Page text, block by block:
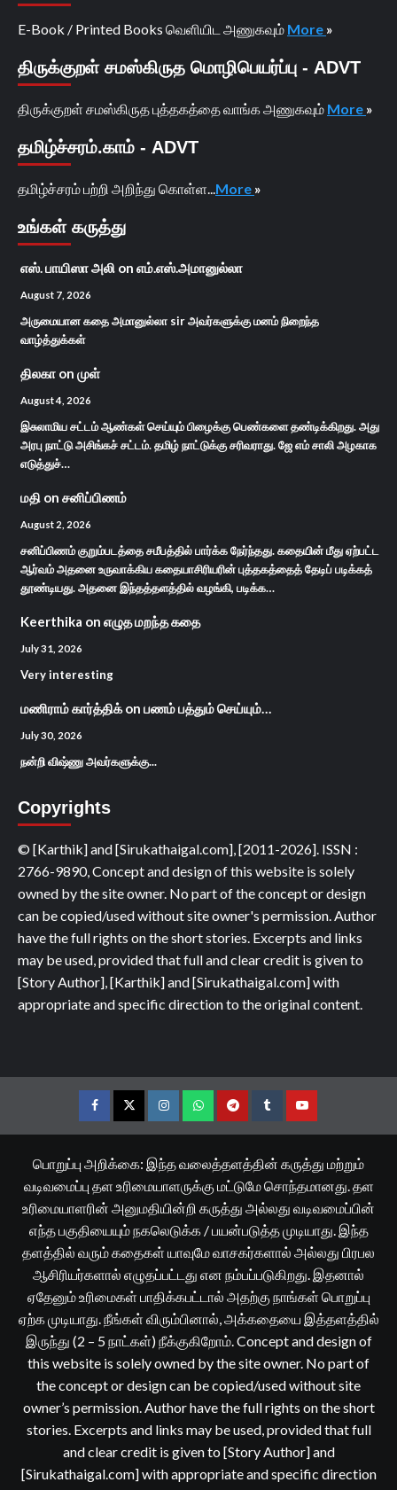
E-Book / Printed Books வெளியிட அணுகவும் More »
திருக்குறள் சமஸ்கிருத மொழிபெயர்ப்பு - ADVT
திருக்குறள் சமஸ்கிருத புத்தகத்தை வாங்க அணுகவும் More »
தமிழ்ச்சரம்.காம் - ADVT
தமிழ்ச்சரம் பற்றி அறிந்து கொள்ள... More »
உங்கள் கருத்து
எஸ். பாயிஸா அலி on எம்.எஸ்.அமானுல்லா
August 7, 2026
அருமையான கதை அமானுல்லா sir அவர்களுக்கு மனம் நிறைந்த
வாழ்த்துக்கள்
திலகா on முள்
August 4, 2026
இசுலாமிய சட்டம் ஆண்கள் செய்யும் பிழைக்கு பெண்களை தண்டிக்கிறது. அது
அரபு நாட்டு அசிங்கச் சட்டம். தமிழ் நாட்டுக்கு சரிவராது. ஜே எம் சாலி அழகாக
எடுத்துச்…
மதி on சனிப்பிணம்
August 2, 2026
சனிப்பிணம் குறும்படத்தை சமீபத்தில் பார்க்க நேர்ந்தது. கதையின் மீது ஏற்பட்ட
ஆர்வம் அதனை உருவாக்கிய கதையாசிரியரின் புத்தகத்தைத் தேடிப் படிக்கத்
தூண்டியது. அதனை இந்தத்தளத்தில் வழங்கி, படிக்க…
Keerthika on எழுத மறந்த கதை
July 31, 2026
Very interesting
மணிராம் கார்த்திக்on பணம் பத்தும் செய்யும்…
July 30, 2026
நன்றி விஷ்ணு அவர்களுக்கு...
Copyrights
© [Karthik] and [Sirukathaigal.com], [2011-2026]. ISSN :
2766-9890, Concept and design of this website is solely
owned by the site owner. No part of the concept or design
can be copied/used without site owner's permission. Author
have the full rights on the short stories. Excerpts and links
may be used, provided that full and clear credit is given to
[Story Author], [Karthik] and [Sirukathaigal.com] with
appropriate and specific direction to the original content.
FacebookTwitterInstagramWhatsappTelegramTumblrYouTube
பொறுப்பு அறிக்கை: இந்த வலைத்தளத்தின் கருத்து மற்றும்
வடிவமைப்பு தள உரிமையாளருக்கு மட்டுமே சொந்தமானது. தள
உரிமையாளரின் அனுமதியின்றி கருத்து அல்லது வடிவமைப்பின்
எந்த பகுதியையும் நகலெடுக்க / பயன்படுத்த முடியாது. இந்த
தளத்தில் வரும் கதைகள் யாவுமே வாசகர்களால் அல்லது பிரபல
ஆசிரியர்களால் எழுதப்பட்டது என நம்பப்படுகிறது. இதனால்
ஏதேனும் உரிமைகள் பாதிக்கபட்டால் அதற்கு நாங்கள் பொறுப்பு
ஏற்க முடியாது. நீங்கள் விரும்பினால், அக்கதையை இத்தளத்தில்
இருந்து (2 – 5 நாட்கள்) நீக்குகிறோம். Concept and design of
this website is solely owned by the site owner. No part of
the concept or design can be copied/used without site
owner’s permission. Author have the full rights on the short
stories. Excerpts and links may be used, provided that full
and clear credit is given to [Story Author] and
[Sirukathaigal.com] with appropriate and specific direction